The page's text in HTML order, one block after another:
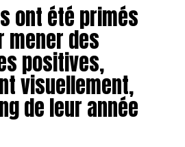
ont été primés
mener des
positives,
visuellement,
de leur année